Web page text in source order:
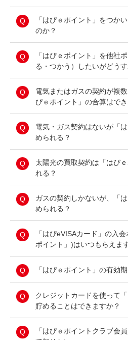
への応援等に幅広くお使い
す。
詳しくは コチラ をご覧くだ
なお、「はぴｅポイント」
は、「はぴｅポイントクラ
なります。
※はぴｅＶＩＳＡカードご
気やガスのご契約がなくても
＜電気の契約メニュー＞
従量電灯A、従量電灯B 、時
電灯PS、はぴｅタイム（プ
ムＲ、はぴｅセット、はぴ
ぴｅセットソラレジtype2、
む） 、低圧総合利用契約、
おとくプラス、なっトクでん
Biz、withU-NEXT でんき、
（Gセット）、withポイント
＜ガスの契約メニュー＞
なっトクプラン、なっトクプ
ル、なっトクプランM、な
から「電気料金・ガス料金
気料金・ガス料金のお支払
メニューを選択」のうえ、「
料金・ガス料金のお支払い
す。
ご利用には「はぴｅポイン
録・年会費無料）が必要です
詳しい利用方法は、コチラ
電気・ガスのご利用や関電
スをご利用いただく等により
いただけます。
詳しくは
コチラ をご覧くださ
「はぴｅポイント」をつか
のか？
電気・ガス料金の支払いへ
数に応じて、500種類以上の
換していただけます。
加えて、オプテージ、関電
ティ初期費用への充当や、そ
「はぴｅポイント」を他社
る・つかう）したいがどう
暮らしの中でたまった他社
を、「はぴｅポイント」に移
また、提携会社のポイント
ただくことも可能です。
電気またはガスの契約が複
ぴｅポイント」の合算はで
電気またはガスの契約ごと
「はぴｅポイントクラブ」へ
ます。
ポイントの合算につきまし
ォーム
番号（数字10桁）」をご指
※「はぴｅポイントクラブ」
していない場合や、「はぴ
を統合できない場合等、「
算ができない場合がございま
解賜りますようお願いいた
電気・ガス契約はないが「
められる？
世帯情報等のお客さま情報
機器に関する情報などをご登
「はぴｅポイント」を進呈
ます。
※「ご契約がない方はこちら
詳細は、「はぴｅポイント
員規定をご確認ください。
「はぴｅポイントクラブ」
太陽光の買取契約は「はぴ
れる？
電力受給契約における「は
は行っておりません。
ガスの契約しかないが、「
められる？
関電ガスをご契約いただい
「はぴｅポイント」を貯めて
※「はぴｅみる電」より「
「はぴeVISAカード」の入
ポイント」)はいつもらえま
「はぴeVISAカード」がお
※「はぴeVISAカード」はお
から、およそ1ヶ月程度でお
「はぴｅポイント」の有効
ポイントを獲得した月から
す。
有効期限を過ぎたポイント
効します。
クレジットカードを使って
貯めることはできますか？
「はぴeVISAカード」でク
「はぴｅポイントクラブ会